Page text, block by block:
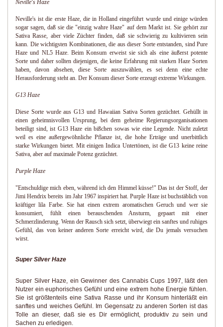
Neville's Haze
Neville's ist die erste Haze, die in Holland eingeführt wurde und einige würden
sogar sagen, daß sie die "einzig wahre Haze" auf dem Markt ist. Sie gehört zur
Sativa Rasse, aber viele Züchter finden, daß sie schwierig zu kultivieren sein
kann. Die wichtigsten Kombinationen, die aus dieser Sorte entstanden, sind Pure
Haze und NL5 Haze. Beim Konsum erweist sie sich als eine äußerst potente
Sorte und daher sollten diejenigen, die keine Erfahrung mit starken Haze Sorten
haben, davon absehen, diese Sorte auszuwählen, es sei denn eine echte
Herausforderung steht an. Der Konsum dieser Sorte erzeugt extreme Wirkungen.
G13 Haze
Diese Sorte wurde aus G13 und Hawaiian Sativa Sorten gezüchtet. Gehüllt in
einen geheimnisvollen Ursprung, bei dem geheime Regierungsorganisationen
beteiligt sind, ist G13 Haze ein bißchen sowas wie eine Legende. Nicht zuletzt
weil es eine außergewöhnliche Pflanze ist, die hohe Erträge und unerbittlich
starke Wirkungen bietet. Mit einigen Indica Untertönen, ist die G13 keine reine
Sativa, aber auf maximale Potenz gezüchtet.
Purple Haze
"Entschuldige mich eben, während ich den Himmel küsse!" Das ist der Stoff, der
Jimi Hendrix bereits im Jahr 1967 inspiriert hat. Purple Haze ist buchstäblich von
kräftiger lila Farbe. Sie hat einen extrem aromatischen Geruch und wer sie
konsumiert, fühlt einen berauschenden Ansturm, gepaart mit einer
Schmerzlinderung. Wenn der Rausch sich setzt, überwiegt ein sanftes und ruhiges
Gefühl, das von keiner anderen Sorte erreicht wird, die Du jemals versuchen
wirst.
Super Silver Haze
Super Silver Haze, ein Gewinner des Cannabis Cups 1997, läßt den
Nutzer ein euphorisches Gefühl und eine extrem hohe Energie fühlen.
Sie ist größtenteils eine Sativa Rasse und ihr Konsum hinterläßt ein
sanftes und weiches Gefühl. Im Gegensatz zu anderen Sorten ist das
Tolle an dieser, daß sie es Dir ermöglicht, produktiv zu sein und
Sachen zu erledigen.